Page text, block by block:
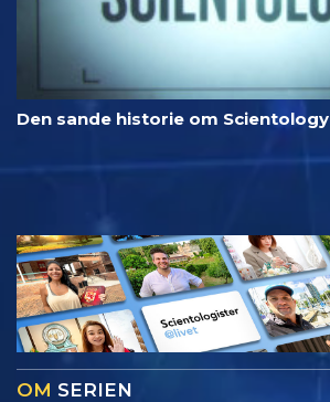
Den sande historie om Scientology
OM SERIEN